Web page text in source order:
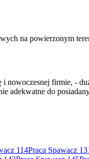
na powierzonym
nowoczesnej firmie, -
adekwatne do
114Praca Spawacz